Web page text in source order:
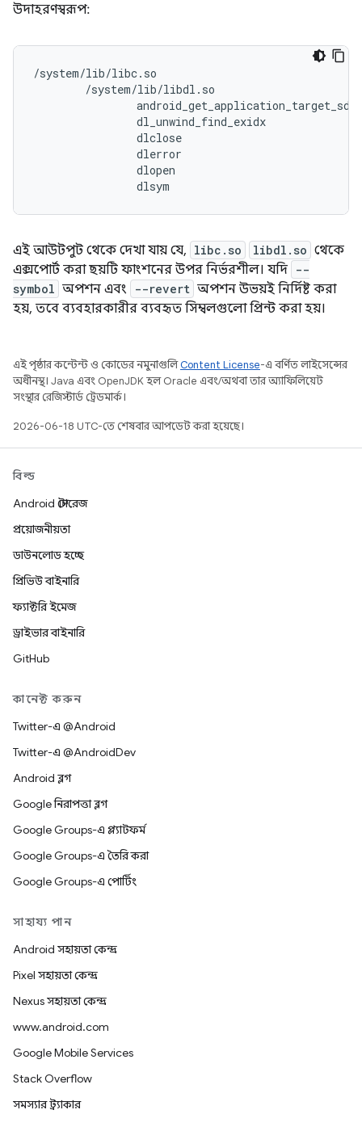
উদাহরণস্বরূপ:
/system/lib/libc.so
        /system/lib/libdl.so
                dl_unwind_find_exidx
                dlclose
                dlerror
                dlopen
                dlsym
এই আউটপুট থেকে দেখা যায় যে, libc.so libdl.so থেকে
এক্সপোর্ট করা ছয়টি ফাংশনের উপর নির্ভরশীল। যদি --
symbol অপশন এবং --revert অপশন উভয়ই নির্দিষ্ট করা
হয়, তবে ব্যবহারকারীর ব্যবহৃত সিম্বলগুলো প্রিন্ট করা হয়।
এই পৃষ্ঠার কন্টেন্ট ও কোডের নমুনাগুলিContent License-এ বর্ণিত লাইসেন্সের
অধীনস্থ। Java এবং OpenJDK হল Oracle এবং/অথবা তার অ্যাফিলিয়েট
সংস্থার রেজিস্টার্ড ট্রেডমার্ক।
2026-06-18 UTC-তে শেষবার আপডেট করা হয়েছে।
বিল্ড
Android স্টোরেজ
প্রয়োজনীয়তা
ডাউনলোড হচ্ছে
প্রিভিউ বাইনারি
ফ্যাক্টরি ইমেজ
ড্রাইভার বাইনারি
GitHub
কানেক্ট করুন
Twitter-এ @Android
Twitter-এ @AndroidDev
Android ব্লগ
Google নিরাপত্তা ব্লগ
Google Groups-এ প্ল্যাটফর্ম
Google Groups-এ তৈরি করা
Google Groups-এ পোর্টিং
সাহায্য পান
Android সহায়তা কেন্দ্র
Pixel সহায়তা কেন্দ্র
Nexus সহায়তা কেন্দ্র
www.android.com
Google Mobile Services
Stack Overflow
সমস্যার ট্র্যাকার